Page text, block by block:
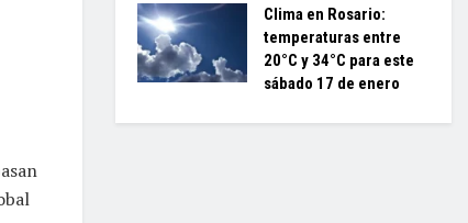
Clima en Rosario:
temperaturas entre
20°C y 34°C para este
sábado 17 de enero